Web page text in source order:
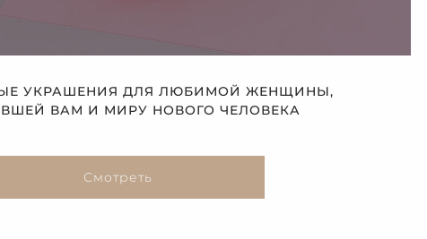
УКРАШЕНИЯ ДЛЯ ЛЮБИМОЙ ЖЕНЩИНЫ,
ВАМ И МИРУ НОВОГО ЧЕЛОВЕКА
Смотреть